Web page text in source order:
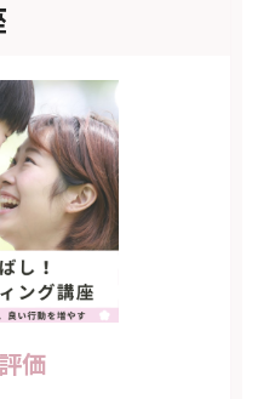
価